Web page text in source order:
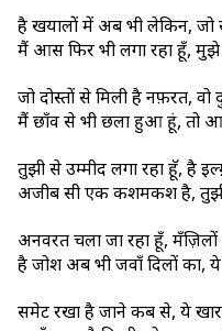
है खयालों में अब भी लेकिन, जो
मैं आस फिर भी लगा रहा हूँ, मुझे
जो दोस्तों से मिली है नफ़रत, वो
मैं छाँव से भी छला हुआ हूं, तो
तुझी से उम्मीद लगा रहा हूॅ, है
अजीब सी एक कशमकश है, तुझी
अनवरत चला जा रहा हूँ, मँज़िलों
है जोश अब भी जवाँ दिलों का,
समेट रखा है जाने कब से, ये खारा